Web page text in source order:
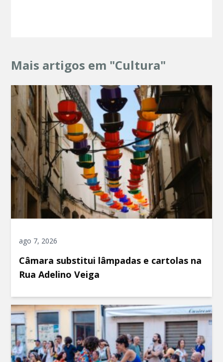
Mais artigos em "Cultura"
ago 7, 2026
Câmara substitui lâmpadas e cartolas na
Rua Adelino Veiga